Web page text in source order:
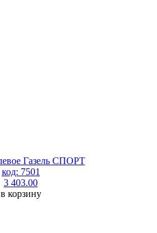
Газель СПОРТ
код: 7501
3 403.00
в корзину